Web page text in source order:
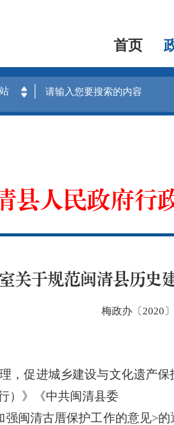
首页
县人民政府行
关于规范闽清县历史
梅政办〔2020
促进城乡建设与文化遗产保
）》《中共闽清县委
清古厝保护工作的意见>的